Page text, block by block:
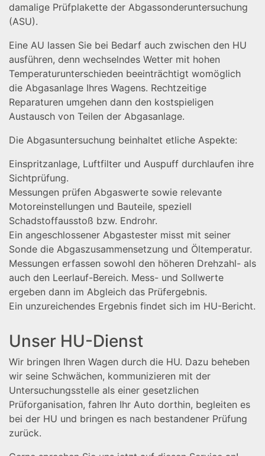
damalige Prüfplakette der Abgassonderuntersuchung
(ASU).
Eine AU lassen Sie bei Bedarf auch zwischen den HU
ausführen, denn wechselndes Wetter mit hohen
Temperaturunterschieden beeinträchtigt womöglich
die Abgasanlage Ihres Wagens. Rechtzeitige
Reparaturen umgehen dann den kostspieligen
Austausch von Teilen der Abgasanlage.
Die Abgasuntersuchung beinhaltet etliche Aspekte:
Einspritzanlage, Luftfilter und Auspuff durchlaufen ihre
Sichtprüfung.
Messungen prüfen Abgaswerte sowie relevante
Motoreinstellungen und Bauteile, speziell
Schadstoffausstoß bzw. Endrohr.
Ein angeschlossener Abgastester misst mit seiner
Sonde die Abgaszusammensetzung und Öltemperatur.
Messungen erfassen sowohl den höheren Drehzahl- als
auch den Leerlauf-Bereich. Mess- und Sollwerte
ergeben dann im Abgleich das Prüfergebnis.
Ein unzureichendes Ergebnis findet sich im HU-Bericht.
Unser HU-Dienst
Wir bringen Ihren Wagen durch die HU. Dazu beheben
wir seine Schwächen, kommunizieren mit der
Untersuchungsstelle als einer gesetzlichen
Prüforganisation, fahren Ihr Auto dorthin, begleiten es
bei der HU und bringen es nach bestandener Prüfung
zurück.